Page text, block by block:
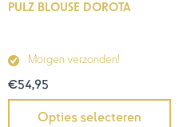
PULZ BLOUSE DOROTA
Morgen verzonden!
€54,95
Opties selecteren